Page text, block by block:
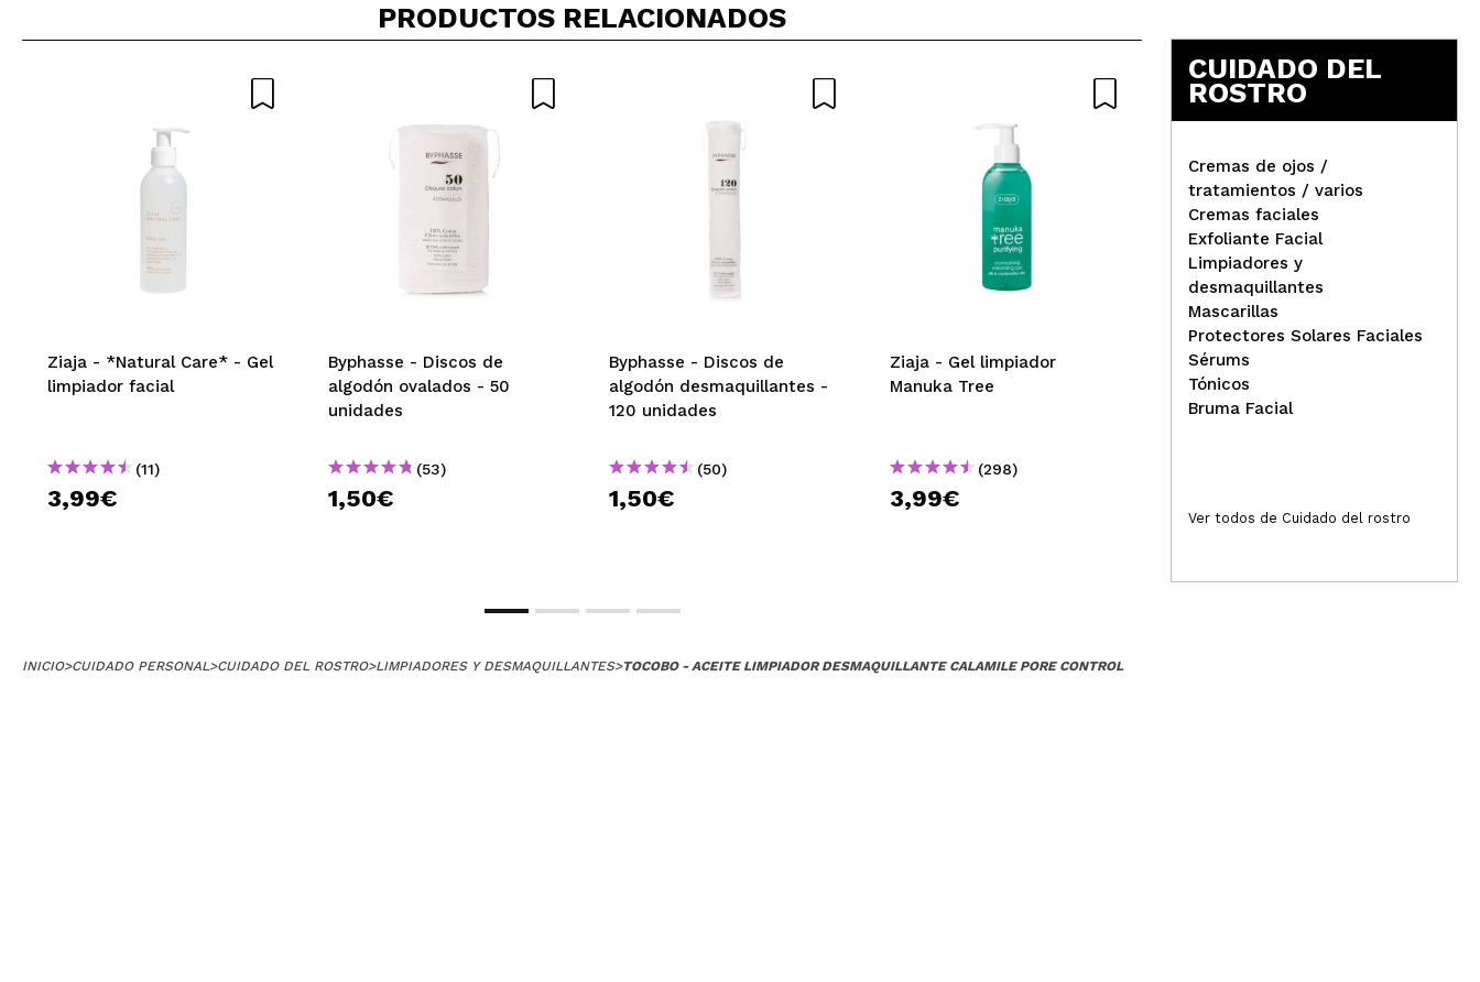
PRODUCTOS RELACIONADOS
Ziaja - *Natural Care* - Gel
limpiador facial
(11)
3,99€
Byphasse - Discos de
algodón ovalados - 50
unidades
(53)
1,50€
Byphasse - Discos de
algodón desmaquillantes -
120 unidades
(50)
1,50€
Ziaja - Gel limpiador
Manuka Tree
(298)
3,99€
Byphasse - Desmaquillante
de ojos Douceur 200ml
CUIDADO DEL
ROSTRO
Cremas de ojos /
tratamientos / varios
Cremas faciales
Exfoliante Facial
Limpiadores y
desmaquillantes
Mascarillas
Protectores Solares Faciales
Sérums
Tónicos
Bruma Facial
Ver todos de Cuidado del rostro
INICIO>CUIDADO PERSONAL>CUIDADO DEL ROSTRO>LIMPIADORES Y DESMAQUILLANTES>TOCOBO - ACEITE LIMPIADOR DESMAQUILLANTE CALAMILE PORE CONTROL